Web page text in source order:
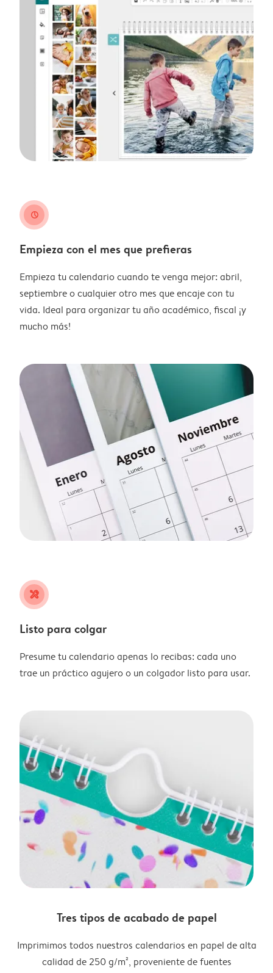
clock
Empieza con el mes que prefieras
Empieza tu calendario cuando te venga mejor: abril,
septiembre o cualquier otro mes que encaje con tu
vida. Ideal para organizar tu año académico, fiscal ¡y
mucho más!
tools
Listo para colgar
Presume tu calendario apenas lo recibas: cada uno
trae un práctico agujero o un colgador listo para usar.
Tres tipos de acabado de papel
Imprimimos todos nuestros calendarios en papel de alta
calidad de 250 g/m², proveniente de fuentes